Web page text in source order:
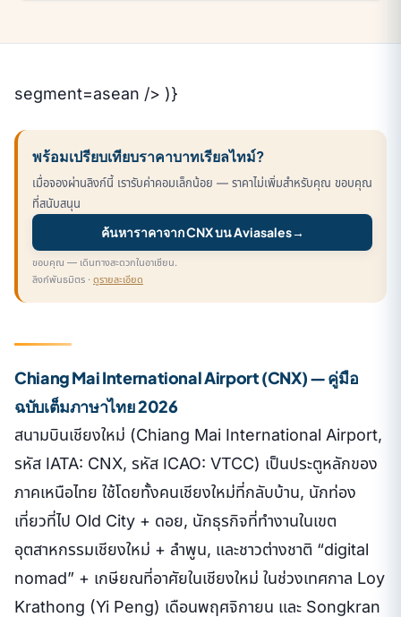
segment=asean /> )}
พร้อมเปรียบเทียบราคาบาทเรียลไทม์?
เมื่อจองผ่านลิงก์นี้ เรารับค่าคอมเล็กน้อย — ราคาไม่เพิ่มสำหรับคุณ ขอบคุณ
ที่สนับสนุน
ค้นหาราคาจาก CNX บน Aviasales→
ขอบคุณ — เดินทางสะดวกในอาเซียน.
ลิงก์พันธมิตร · ดูรายละเอียด
Chiang Mai International Airport (CNX) — คู่มือ
ฉบับเต็มภาษาไทย 2026
สนามบินเชียงใหม่ (Chiang Mai International Airport,
รหัส IATA: CNX, รหัส ICAO: VTCC) เป็นประตูหลักของ
ภาคเหนือไทย ใช้โดยทั้งคนเชียงใหม่ที่กลับบ้าน, นักท่อง
เที่ยวที่ไป Old City + ดอย, นักธุรกิจที่ทำงานในเขต
อุตสาหกรรมเชียงใหม่ + ลำพูน, และชาวต่างชาติ “digital
nomad” + เกษียณที่อาศัยในเชียงใหม่ ในช่วงเทศกาล Loy
Krathong (Yi Peng) เดือนพฤศจิกายน และ Songkran